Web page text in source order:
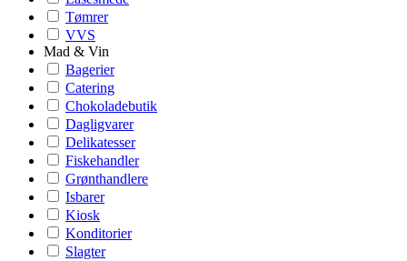
Tømrer
VVS
Mad & Vin
Bagerier
Catering
Chokoladebutik
Dagligvarer
Delikatesser
Fiskehandler
Grønthandlere
Isbarer
Kiosk
Konditorier
Slagter